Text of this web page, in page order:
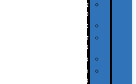
עטי
פלסטיק
אוזניות
זכרונות
ניידים
מפצלים
סביבת
מחשב